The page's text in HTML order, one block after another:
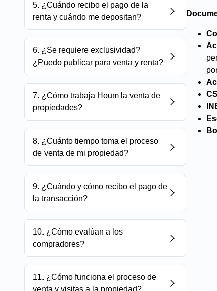
5. ¿Cuándo recibo el pago de la
renta y cuándo me depositan?
6. ¿Se requiere exclusividad?
¿Puedo publicar para venta y renta?
7. ¿Cómo trabaja Houm la venta de
propiedades?
8. ¿Cuánto tiempo toma el proceso
de venta de mi propiedad?
9. ¿Cuándo y cómo recibo el pago de
la transacción?
10. ¿Cómo evalúan a los
compradores?
11. ¿Cómo funciona el proceso de
venta y visitas a la propiedad?